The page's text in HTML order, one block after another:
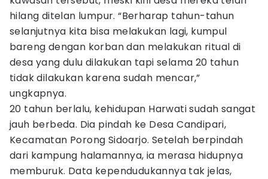
hilang ditelan lumpur. “Berharap tahun-tahun
selanjutnya kita bisa melakukan lagi, kumpul
bareng dengan korban dan melakukan ritual di
desa yang dulu dilakukan tapi selama 20 tahun
tidak dilakukan karena sudah mencar,”
ungkapnya.
20 tahun berlalu, kehidupan Harwati sudah sangat
jauh berbeda. Dia pindah ke Desa Candipari,
Kecamatan Porong Sidoarjo. Setelah berpindah
dari kampung halamannya, ia merasa hidupnya
memburuk. Data kependudukannya tak jelas,